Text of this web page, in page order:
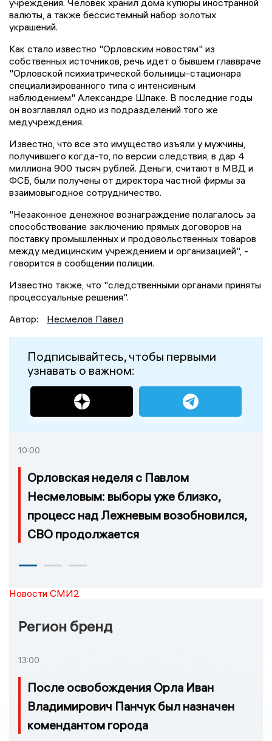
валюты, а также бессистемный набор золотых
украшений.
Как стало известно "Орловским новостям" из
собственных источников, речь идет о бывшем главвраче
"Орловской психиатрической больницы-стационара
специализированного типа с интенсивным
наблюдением" Александре Шпаке. В последние годы
он возглавлял одно из подразделений того же
медучреждения.
Известно, что все это имущество изъяли у мужчины,
получившего когда-то, по версии следствия, в дар 4
миллиона 900 тысяч рублей. Деньги, считают в МВД и
ФСБ, были получены от директора частной фирмы за
взаимовыгодное сотрудничество.
"Незаконное денежное вознаграждение полагалось за
способствование заключению прямых договоров на
поставку промышленных и продовольственных товаров
между медицинским учреждением и организацией", -
говорится в сообщении полиции.
Известно также, что "следственными органами приняты
процессуальные решения".
Автор:
Несмелов Павел
Подписывайтесь, чтобы первыми
узнавать о важном:
10:00
Орловская неделя с Павлом
Несмеловым: выборы уже близко,
процесс над Лежневым возобновился,
СВО продолжается
Новости СМИ2
Регион бренд
13:00
После освобождения Орла Иван
Владимирович Панчук был назначен
комендантом города